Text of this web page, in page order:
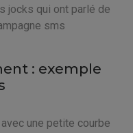
jocks qui ont parlé de
sms
: exemple
avec une petite courbe